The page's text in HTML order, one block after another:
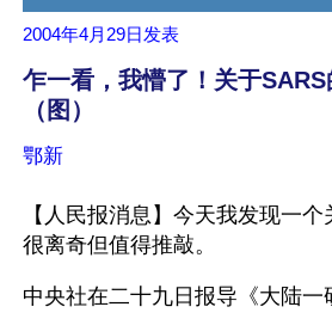
2004年4月29日 发表
乍一看，我懵了！关于
（图）
鄂新
【人民报消息】今天我发现一个
很离奇但值得推敲。
中央社在二十九日报导《大陆